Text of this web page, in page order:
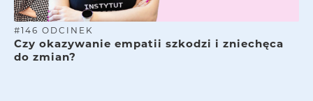
# 146 ODCINEK
Czy okazywanie empatii szkodzi i zniechęca
do zmian?